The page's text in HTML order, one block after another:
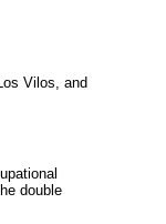
Vilos, and
double